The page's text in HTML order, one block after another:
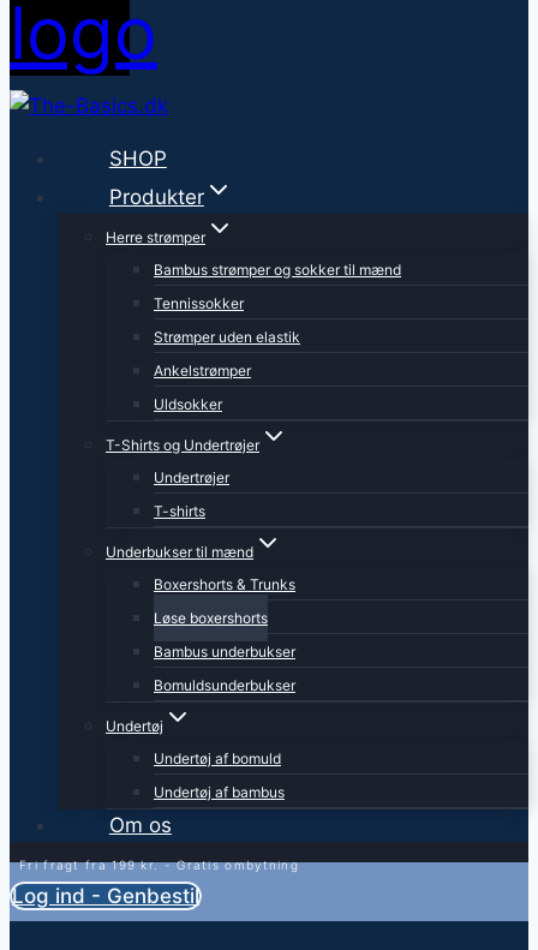
SHOP
Produkter
Herre strømper
Bambus strømper og sokker til mænd
Tennissokker
Strømper uden elastik
Ankelstrømper
Uldsokker
T-Shirts og Undertrøjer
Undertrøjer
T-shirts
Underbukser til mænd
Boxershorts & Trunks
Løse boxershorts
Bambus underbukser
Bomuldsunderbukser
Undertøj
Undertøj af bomuld
Undertøj af bambus
Om os
Fri fragt fra 199 kr. - Gratis ombytning
Log ind - Genbestil